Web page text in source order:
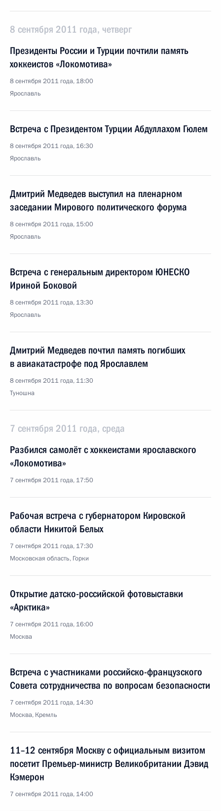
8 сентября 2011 года, четверг
Президенты России и Турции почтили память
хоккеистов «Локомотива»
8 сентября 2011 года, 18:00
Ярославль
Встреча с Президентом Турции Абдуллахом Гюлем
8 сентября 2011 года, 16:30
Ярославль
Дмитрий Медведев выступил на пленарном
заседании Мирового политического форума
8 сентября 2011 года, 15:00
Ярославль
Встреча с генеральным директором ЮНЕСКО
Ириной Боковой
8 сентября 2011 года, 13:30
Ярославль
Дмитрий Медведев почтил память погибших
в авиакатастрофе под Ярославлем
8 сентября 2011 года, 11:30
Туношна
7 сентября 2011 года, среда
Разбился самолёт с хоккеистами ярославского
«Локомотива»
7 сентября 2011 года, 17:50
Рабочая встреча с губернатором Кировской
области Никитой Белых
7 сентября 2011 года, 17:30
Московская область, Горки
Открытие датско-российской фотовыставки
«Арктика»
7 сентября 2011 года, 16:00
Москва
Встреча с участниками российско-французского
Совета сотрудничества по вопросам безопасности
7 сентября 2011 года, 14:30
Москва, Кремль
11–12 сентября Москву с официальным визитом
посетит Премьер-министр Великобритании Дэвид
Кэмерон
7 сентября 2011 года, 14:00